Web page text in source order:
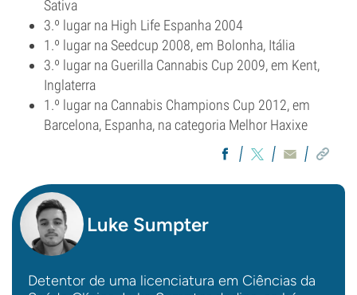
Sativa
3.º lugar na High Life Espanha 2004
1.º lugar na Seedcup 2008, em Bolonha, Itália
3.º lugar na Guerilla Cannabis Cup 2009, em Kent,
Inglaterra
1.º lugar na Cannabis Champions Cup 2012, em
Barcelona, Espanha, na categoria Melhor Haxixe
Luke Sumpter
Detentor de uma licenciatura em Ciências da